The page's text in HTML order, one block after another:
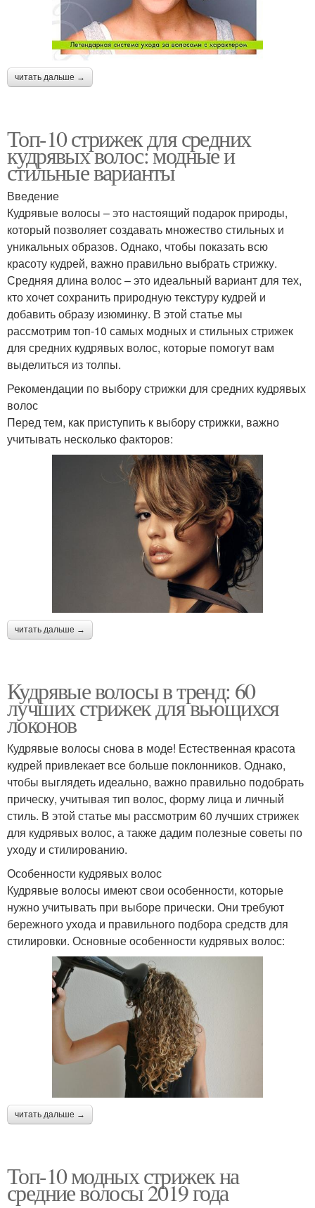
читать дальше →
Топ-10 стрижек для средних
кудрявых волос: модные и
стильные варианты
Введение
Кудрявые волосы – это настоящий подарок природы,
который позволяет создавать множество стильных и
уникальных образов. Однако, чтобы показать всю
красоту кудрей, важно правильно выбрать стрижку.
Средняя длина волос – это идеальный вариант для тех,
кто хочет сохранить природную текстуру кудрей и
добавить образу изюминку. В этой статье мы
рассмотрим топ-10 самых модных и стильных стрижек
для средних кудрявых волос, которые помогут вам
выделиться из толпы.
Рекомендации по выбору стрижки для средних кудрявых
волос
Перед тем, как приступить к выбору стрижки, важно
учитывать несколько факторов:
читать дальше →
Кудрявые волосы в тренд: 60
лучших стрижек для вьющихся
локонов
Кудрявые волосы снова в моде! Естественная красота
кудрей привлекает все больше поклонников. Однако,
чтобы выглядеть идеально, важно правильно подобрать
прическу, учитывая тип волос, форму лица и личный
стиль. В этой статье мы рассмотрим 60 лучших стрижек
для кудрявых волос, а также дадим полезные советы по
уходу и стилированию.
Особенности кудрявых волос
Кудрявые волосы имеют свои особенности, которые
нужно учитывать при выборе прически. Они требуют
бережного ухода и правильного подбора средств для
стилировки. Основные особенности кудрявых волос:
читать дальше →
Топ-10 модных стрижек на
средние волосы 2019 года